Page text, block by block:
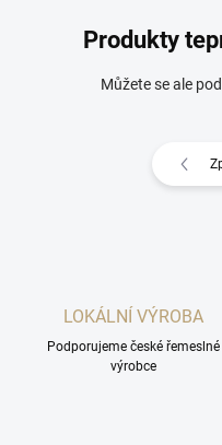
Produkty
Můžete se ale
LOKÁLNÍ VÝROBA
Podporujeme české řemeslné
výrobce